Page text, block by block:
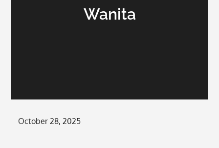
Wanita
Posted
October 28, 2025